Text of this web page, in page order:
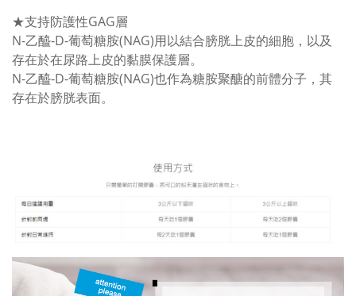
★支持防護性GAG層
N-乙醯-D-葡萄糖胺(NAG)用以結合膀胱上皮的細胞，以及
存在於在尿路上皮的黏膜保護層。
N-乙醯-D-葡萄糖胺(NAG)也作為糖胺聚醣的前體分子，其
存在於膀胱表面。